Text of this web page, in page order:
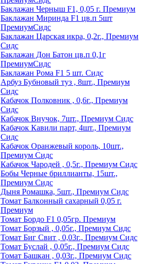
Баклажан Черныш F1, 0,05 г. Премиум
Баклажан Миринда F1 цв.п 5шт
ПремиумСидс
Баклажан Царская икра, 0,2г., Премиум
Сидс
Баклажан Дон Батон цв.п 0,1г
ПремиумСидс
Баклажан Рома F1 5 шт. Сидс
Арбуз Бубновый туз , 8шт., Премиум
Сидс
Кабачок Полковник , 0,6г., Премиум
Сидс
Кабачок Внучок, 7шт., Премиум Сидс
Кабачок Кавили парт, 4шт., Премиум
Сидс
Кабачок Оранжевый король, 10шт.,
Премиум Сидс
Кабачок Чародей , 0,5г., Премиум Сидс
Бобы Черные бриллианты, 15шт.,
Премиум Сидс
Дыня Ромашка, 5шт., Премиум Сидс
Томат Бaлкoнный caxapный 0,05 г.
Пpeмиyм
Томат Бордо F1 0,05гр. Премиум
Томат Борзый , 0,05г., Премиум Сидс
Томат Биг Свит , 0,03г., Премиум Сидс
Томат Буслай , 0,05г., Премиум Сидс
Томат Башкан , 0,03г., Премиум Сидс